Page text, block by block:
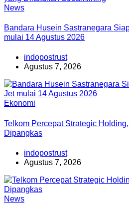
News
Bandara Husein Sastranegara
mulai 14 Agustus 2026
indopostrust
Agustus 7, 2026
Ekonomi
Telkom Percepat Strategic
Dipangkas
indopostrust
Agustus 7, 2026
News